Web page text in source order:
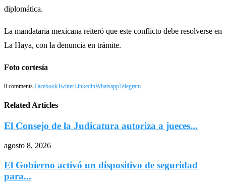
diplomática.
La mandataria mexicana reiteró que este conflicto debe resolverse en
La Haya, con la denuncia en trámite.
Foto cortesía
0 comments FacebookTwitterLinkedinWhatsappTelegram
Related Articles
El Consejo de la Judicatura autoriza a jueces...
agosto 8, 2026
El Gobierno activó un dispositivo de seguridad
para...